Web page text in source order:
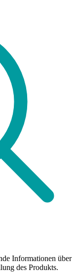
Informationen über
des Produkts.